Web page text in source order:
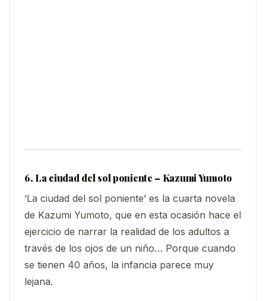
6. La ciudad del sol poniente – Kazumi Yumoto
‘La ciudad del sol poniente’ es la cuarta novela
de Kazumi Yumoto, que en esta ocasión hace el
ejercicio de narrar la realidad de los adultos a
través de los ojos de un niño… Porque cuando
se tienen 40 años, la infancia parece muy
lejana.